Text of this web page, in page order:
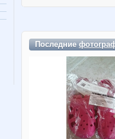
Последние